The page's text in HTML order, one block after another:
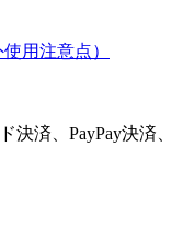
用注意点）
済、PayPay決済、